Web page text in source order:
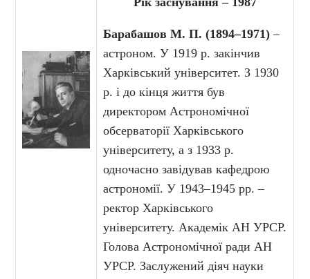
Барабашов М. П. (1894–1971) –
астроном. У 1919 р. закінчив
Харківський університет. З 1930
р. і до кінця життя був
директором Астрономічної
обсерваторії Харківського
університету, а з 1933 р.
одночасно завідував кафедрою
астрономії. У 1943–1945 рр. –
ректор Харківського
університету. Академік АН УРСР.
Голова Астрономічної ради АН
УРСР. Заслужений діяч науки